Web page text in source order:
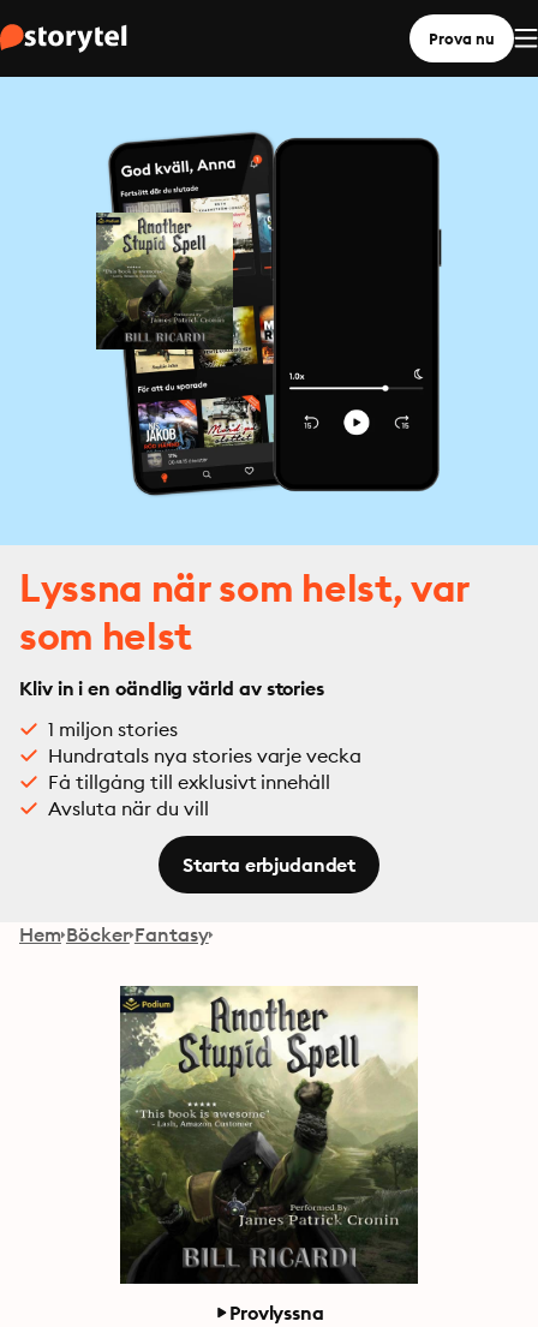
Prova nu
Lyssna när som helst, var
som helst
Kliv in i en oändlig värld av stories
1 miljon stories
Hundratals nya stories varje vecka
Få tillgång till exklusivt innehåll
Avsluta när du vill
Starta erbjudandet
Hem Böcker Fantasy
Provlyssna